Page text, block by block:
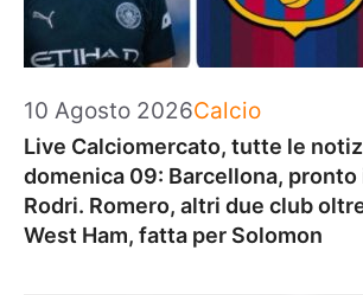
10 Agosto 2026Categorie
Calcio
Live Calciomercato, tutte le
domenica 09: Barcellona,
Rodri. Romero, altri due club
West Ham, fatta per Solomon